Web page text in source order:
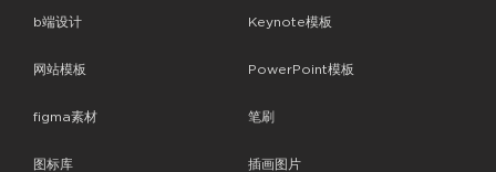
b端设计
网站模板
figma素材
图标库
Keynote模板
PowerPoint模板
笔刷
插画图片